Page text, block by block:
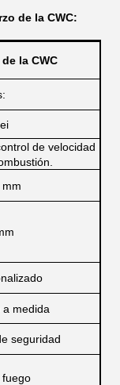
de la CWC:
la CWC
de velocidad
medida
seguridad